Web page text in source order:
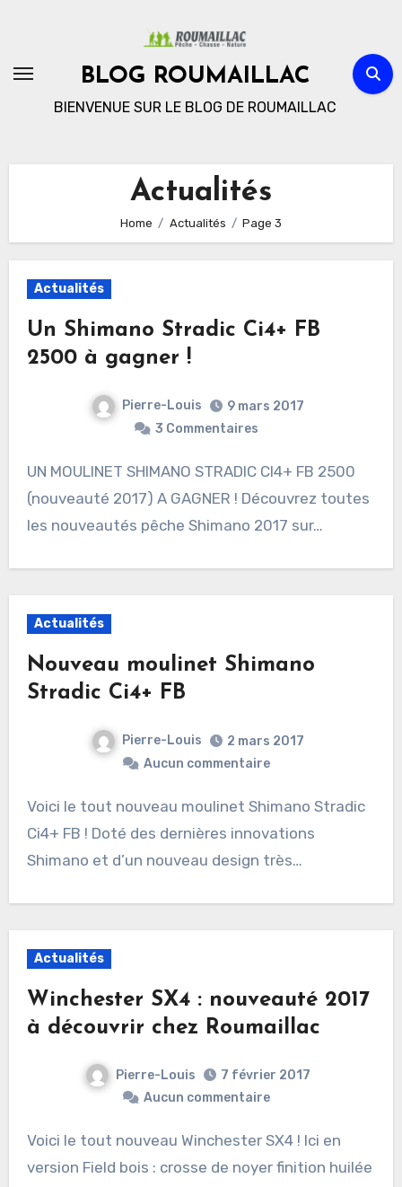
BLOG ROUMAILLAC
BIENVENUE SUR LE BLOG DE ROUMAILLAC
Actualités
Home Actualités Page 3
Actualités
Un Shimano Stradic Ci4+ FB
2500 à gagner !
Pierre-Louis
9 mars 2017
3 Commentaires
UN MOULINET SHIMANO STRADIC CI4+ FB 2500
(nouveauté 2017) A GAGNER ! Découvrez toutes
les nouveautés pêche Shimano 2017 sur…
Actualités
Nouveau moulinet Shimano
Stradic Ci4+ FB
Pierre-Louis
2 mars 2017
Aucun commentaire
Voici le tout nouveau moulinet Shimano Stradic
Ci4+ FB ! Doté des dernières innovations
Shimano et d’un nouveau design très…
Actualités
Winchester SX4 : nouveauté 2017
à découvrir chez Roumaillac
Pierre-Louis
7 février 2017
Aucun commentaire
Voici le tout nouveau Winchester SX4 ! Ici en
version Field bois : crosse de noyer finition huilée